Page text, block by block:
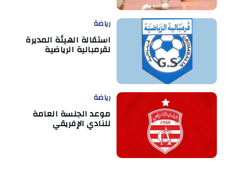
رياضة
استقالة الهيئة المديرة
لقرمبالية الرياضية
رياضة
موعد الجلسة العامة
للنادي الإفريقي